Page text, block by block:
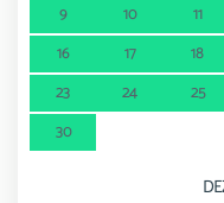
9
10 11
16
17 18
23
24 25
30